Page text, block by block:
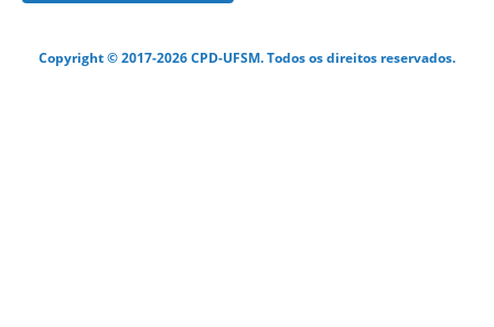
Copyright © 2017-2026 CPD-UFSM. Todos os direitos reservados.